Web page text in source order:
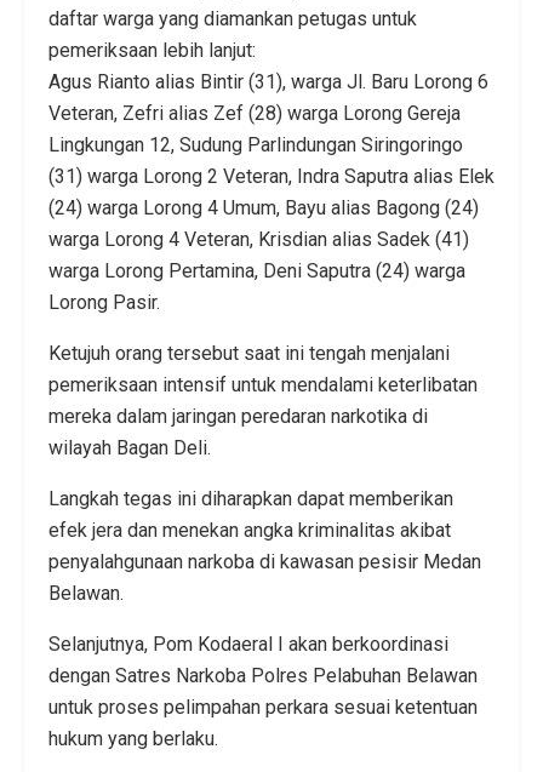
daftar warga yang diamankan petugas untuk
pemeriksaan lebih lanjut:
Agus Rianto alias Bintir (31), warga Jl. Baru Lorong 6
Veteran, Zefri alias Zef (28) warga Lorong Gereja
Lingkungan 12, Sudung Parlindungan Siringoringo
(31) warga Lorong 2 Veteran, Indra Saputra alias Elek
(24) warga Lorong 4 Umum, Bayu alias Bagong (24)
warga Lorong 4 Veteran, Krisdian alias Sadek (41)
warga Lorong Pertamina, Deni Saputra (24) warga
Lorong Pasir.
Ketujuh orang tersebut saat ini tengah menjalani
pemeriksaan intensif untuk mendalami keterlibatan
mereka dalam jaringan peredaran narkotika di
wilayah Bagan Deli.
Langkah tegas ini diharapkan dapat memberikan
efek jera dan menekan angka kriminalitas akibat
penyalahgunaan narkoba di kawasan pesisir Medan
Belawan.
Selanjutnya, Pom Kodaeral I akan berkoordinasi
dengan Satres Narkoba Polres Pelabuhan Belawan
untuk proses pelimpahan perkara sesuai ketentuan
hukum yang berlaku.